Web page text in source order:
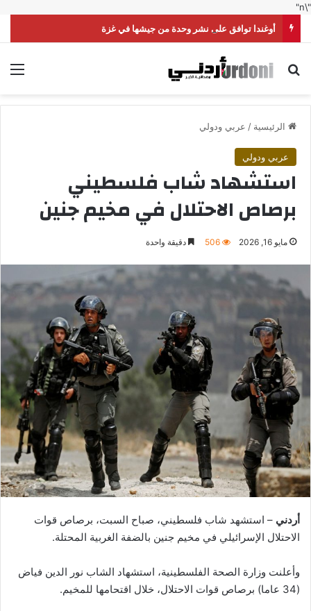
"\n"
أوغندا توافق على نشر وحدة من جيشها في غزة
بحث عن
الرئيسية / عربي ودولي
عربي ودولي
استشهاد شاب فلسطيني
برصاص الاحتلال في مخيم جنين
مايو 16, 2026 506 دقيقة واحدة
أردني – استشهد شاب فلسطيني، صباح السبت، برصاص قوات
الاحتلال الإسرائيلي في مخيم جنين بالضفة الغربية المحتلة.
وأعلنت وزارة الصحة الفلسطينية، استشهاد الشاب نور الدين فياض
(34 عاما) برصاص قوات الاحتلال، خلال اقتحامها للمخيم.